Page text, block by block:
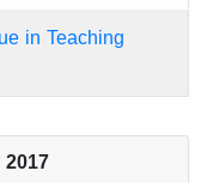
in Teaching